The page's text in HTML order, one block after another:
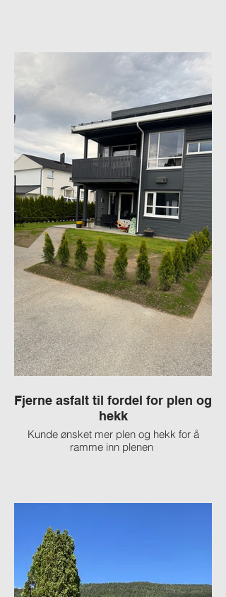
Fjerne asfalt til fordel for plen og
hekk
Kunde ønsket mer plen og hekk for å
ramme inn plenen